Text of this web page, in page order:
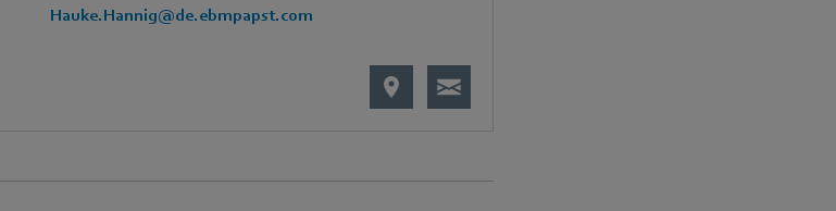
Hauke.Hannig@de.ebmpapst.com